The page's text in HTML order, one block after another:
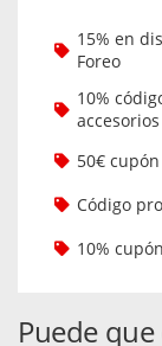
15% en
Foreo
10%
accesorios
50€
Código
10%
Puede